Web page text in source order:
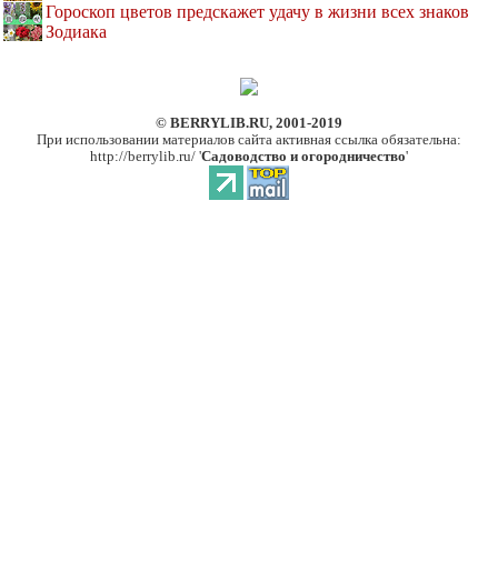
Гороскоп цветов предскажет удачу в жизни всех знаков
Зодиака
© BERRYLIB.RU, 2001-2019
При использовании материалов сайта активная ссылка обязательна:
http://berrylib.ru/ 'Садоводство и огородничество'